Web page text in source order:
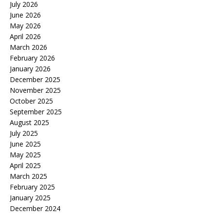
July 2026
June 2026
May 2026
April 2026
March 2026
February 2026
January 2026
December 2025
November 2025
October 2025
September 2025
August 2025
July 2025
June 2025
May 2025
April 2025
March 2025
February 2025
January 2025
December 2024